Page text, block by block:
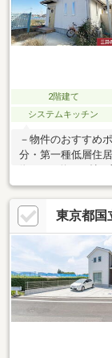
2階建て
システムキッチン
－物件のおすすめ
分・第一種低層住
良好・洋室2室にま
収納があり、季節
も気兼ねなく利用
備・3口コンロ・
(約480m)■ ご希望
━━━━━・・・物
ださい。
東京都国